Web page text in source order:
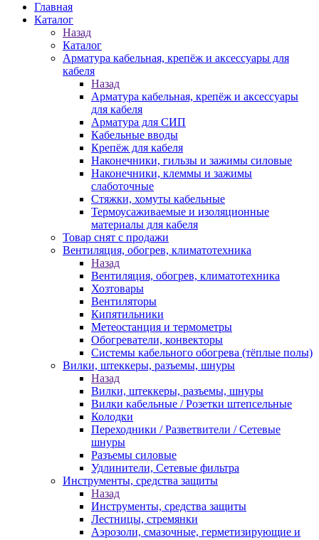
Главная
Каталог
Назад
Каталог
Арматура кабельная, крепёж и аксессуары для
кабеля
Назад
Арматура кабельная, крепёж и аксессуары
для кабеля
Арматура для СИП
Кабельные вводы
Крепёж для кабеля
Наконечники, гильзы и зажимы силовые
Наконечники, клеммы и зажимы
слаботочные
Стяжки, хомуты кабельные
Термоусаживаемые и изоляционные
материалы для кабеля
Товар снят с продажи
Вентиляция, обогрев, климатотехника
Назад
Вентиляция, обогрев, климатотехника
Хозтовары
Вентиляторы
Кипятильники
Метеостанция и термометры
Обогреватели, конвекторы
Системы кабельного обогрева (тёплые полы)
Вилки, штеккеры, разъемы, шнуры
Назад
Вилки, штеккеры, разъемы, шнуры
Вилки кабельные / Розетки штепсельные
Колодки
Переходники / Разветвители / Сетевые
шнуры
Разъемы силовые
Удлинители, Сетевые фильтра
Инструменты, средства защиты
Назад
Инструменты, средства защиты
Лестницы, стремянки
Аэрозоли, смазочные, герметизирующие и